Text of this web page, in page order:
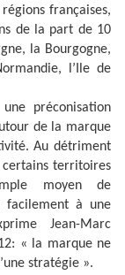
françaises,
de la part de 10
la Bourgogne,
l’Ile de
préconisation
de la marque
Au détriment
territoires
moyen de
facilement à une
Jean-Marc
« la marque ne
stratégie ».